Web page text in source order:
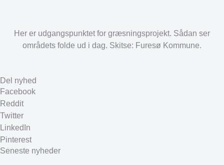
Her er udgangspunktet for græsningsprojekt. Sådan ser
områdets folde ud i dag. Skitse: Furesø Kommune.
Del nyhed
Facebook
Reddit
Twitter
LinkedIn
Pinterest
Seneste nyheder